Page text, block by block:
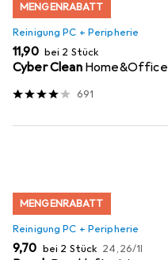
MENGENRABATT
Reinigung PC + Peripherie
EUR
11,90 bei 2 Stück
Cyber Clean Home&Office
691
MENGENRABATT
Reinigung PC + Peripherie
EUR
9,70 bei 2 Stück EUR
24,26/1l